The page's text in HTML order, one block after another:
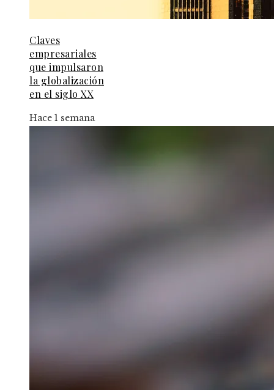
Claves
empresariales
que impulsaron
la globalización
en el siglo XX
Hace 1 semana